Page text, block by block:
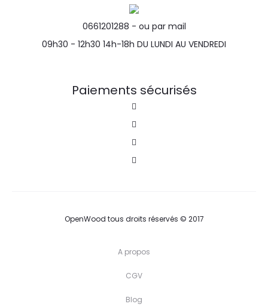
0661201288 - ou par mail
09h30 - 12h30 14h-18h DU LUNDI AU VENDREDI
Paiements sécurisés
OpenWood tous droits réservés © 2017
A propos
CGV
Blog